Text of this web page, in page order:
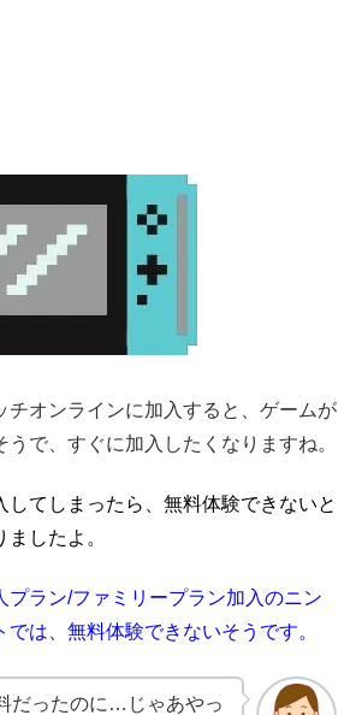
チオンラインに加入すると、ゲームが
うで、すぐに加入したくなりますね。
してしまったら、無料体験できないと
したよ。
プラン/ファミリープラン加入のニン
は、無料体験できないそうです。
だったのに…じゃあやっ